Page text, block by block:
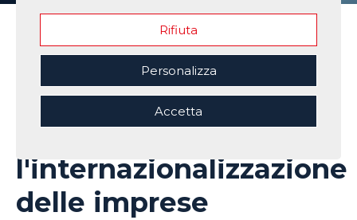
1° Tecnico superiore per il marketing e
l'internazionalizzazione delle imprese
1° Tecnico superiore
per il marketing e
l'internazionalizzazione
delle imprese
Rifiuta
Personalizza
Accetta